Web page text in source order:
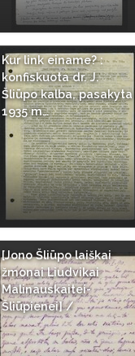
Kur link einame? :
konfiskuota dr. J.
Šliūpo kalba, pasakyta
1935 m…
[Jono Šliūpo laiškai
žmonai Liudvikai
Malinauskaitei-
Šliūpienei] /